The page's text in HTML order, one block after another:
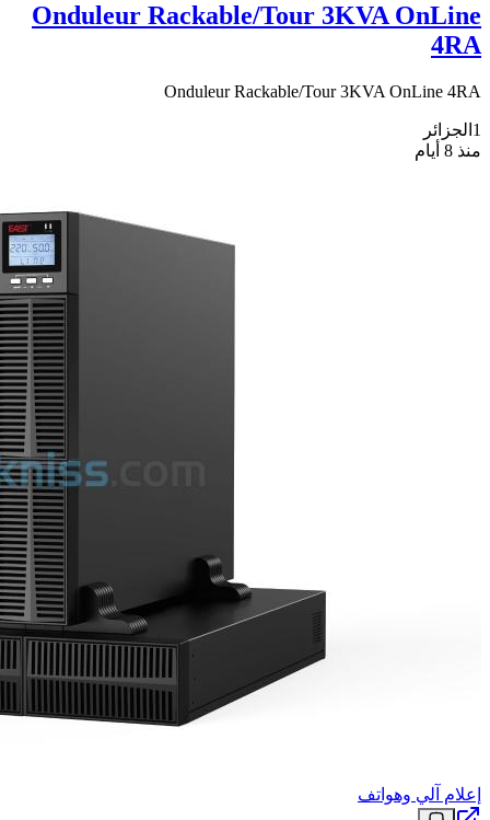
Onduleur Rackable/Tour 3KVA OnLine
4RA
Onduleur Rackable/Tour 3KVA OnLine 4RA
1 الجزائر
منذ 8 أيام
إعلام آلي وهواتف